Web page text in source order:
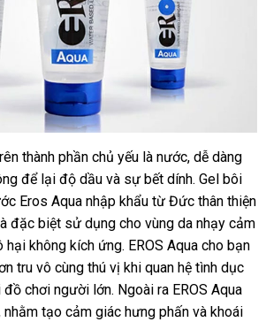
thành phần chủ yếu là nước, dễ dàng
để lại độ dầu và sự bết dính. Gel bôi
Eros Aqua nhập khẩu từ Đức thân thiện
đặc biệt sử dụng cho vùng da nhạy cảm
hại không kích ứng. EROS Aqua cho bạn
tru vô cùng thú vị khi quan hệ tình dục
chơi người lớn. Ngoài ra EROS Aqua
nhằm tạo cảm giác hưng phấn và khoái